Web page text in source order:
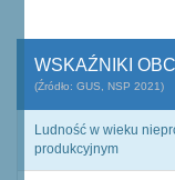
WSKAŹNIKI
(Źródło: GUS, NSP 2021)
Ludność w wieku
produkcyjnym